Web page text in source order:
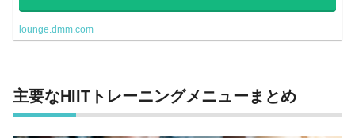
lounge.dmm.com
主要なHIIT トレーニングメニューまとめ